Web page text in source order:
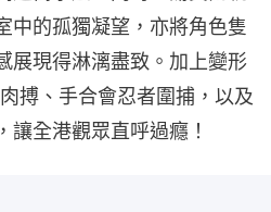
中的孤獨凝望，亦將角色隻
展現得淋漓盡致。加上變形
搏、手合會忍者圍捕，以及
讓全港觀眾直呼過癮！